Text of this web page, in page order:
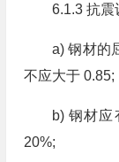
6.1.3 抗震
a) 钢材的
不应大于 0.85;
b) 钢材
20%;